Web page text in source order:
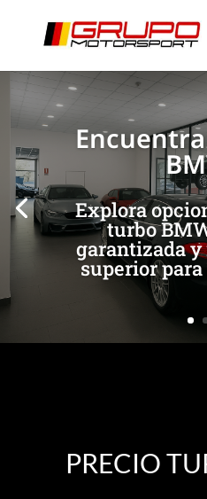
Explora
turbo
garantizada
superior
[/et_pb_slide] [/et_pb_slide]
PRECIO